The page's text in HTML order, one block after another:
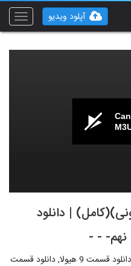
Toggle
آپلود ویدیو
قسمت 9 (قانونی)(کامل) | دانلود
نهم- - -
قسمت 9 هیولا , قسمت 9 هیولا نماشا, دانلود قسمت 9 هیولا, دانلود قسمت